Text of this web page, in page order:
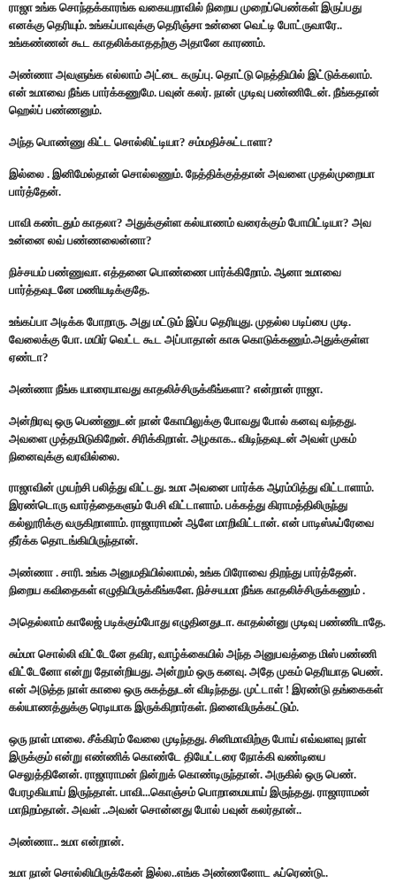
ராஜா உங்க சொந்தக்காரங்க வகையறாவில் நிறைய முறைப்பெண்கள் இருப்பது
எனக்கு தெரியும். உங்கப்பாவுக்கு தெரிஞ்சா உன்னை வெட்டி போட்ருவாரே..
உங்கண்ணன் கூட காதலிக்காததற்கு அதானே காரணம்.
அண்ணா அவளுங்க எல்லாம் அட்டை கருப்பு. தொட்டு நெத்தியில் இட்டுக்கலாம்.
என் உமாவை நீங்க பார்க்கணுமே. பவுன் கலர். நான் முடிவு பண்ணிடேன். நீங்கதான்
ஹெல்ப் பண்ணனும்.
அந்த பொண்ணு கிட்ட சொல்லிட்டியா? சம்மதிச்சுட்டாளா?
இல்லை . இனிமேல்தான் சொல்லணும். நேத்திக்குத்தான் அவளை முதல்முறையா
பார்த்தேன்.
பாவி கண்டதும் காதலா? அதுக்குள்ள கல்யாணம் வரைக்கும் போயிட்டியா? அவ
உன்னை லவ் பண்ணலைன்னா?
நிச்சயம் பண்ணுவா. எத்தனை பொண்ணை பார்க்கிறோம். ஆனா உமாவை
பார்த்தவுடனே மணியடிக்குதே.
உங்கப்பா அடிக்க போறாரு. அது மட்டும் இப்ப தெரியுது. முதல்ல படிப்பை முடி.
வேலைக்கு போ. மயிர் வெட்ட கூட அப்பாதான் காசு கொடுக்கணும்.அதுக்குள்ள
ஏண்டா?
அண்ணா நீங்க யாரையாவது காதலிச்சிருக்கீங்களா? என்றான் ராஜா.
அன்றிரவு ஒரு பெண்ணுடன் நான் கோயிலுக்கு போவது போல் கனவு வந்தது.
அவளை முத்தமிடுகிறேன். சிரிக்கிறாள். அழகாக.. விடிந்தவுடன் அவள் முகம்
நினைவுக்கு வரவில்லை.
ராஜாவின் முயற்சி பலித்து விட்டது. உமா அவனை பார்க்க ஆரம்பித்து விட்டாளாம்.
இரண்டொரு வார்த்தைகளும் பேசி விட்டாளாம். பக்கத்து கிராமத்திலிருந்து
கல்லூரிக்கு வருகிறாளாம். ராஜாராமன் ஆளே மாறிவிட்டான். என் பாடிஸ்ஃப்ரேவை
தீர்க்க தொடங்கியிருந்தான்.
அண்ணா . சாரி. உங்க அனுமதியில்லாமல், உங்க பிரோவை திறந்து பார்த்தேன்.
நிறைய கவிதைகள் எழுதியிருக்கீங்களே. நிச்சயமா நீங்க காதலிச்சிருக்கணும் .
அதெல்லாம் காலேஜ் படிக்கும்போது எழுதினதுடா. காதல்ன்னு முடிவு பண்ணிடாதே.
சும்மா சொல்லி விட்டேனே தவிர, வாழ்க்கையில் அந்த அனுபவத்தை மிஸ் பண்ணி
விட்டேனோ என்று தோன்றியது. அன்றும் ஒரு கனவு. அதே முகம் தெரியாத பெண்.
என் அடுத்த நாள் காலை ஒரு சுகத்துடன் விடிந்தது. முட்டாள் ! இரண்டு தங்கைகள்
கல்யாணத்துக்கு ரெடியாக இருக்கிறார்கள். நினைவிருக்கட்டும்.
ஒரு நாள் மாலை. சீக்கிரம் வேலை முடிந்தது. சினிமாவிற்கு போய் எவ்வளவு நாள்
இருக்கும் என்று எண்ணிக் கொண்டே தியேட்டரை நோக்கி வண்டியை
செலுத்தினேன். ராஜாராமன் நின்றுக் கொண்டிருந்தான். அருகில் ஒரு பெண்.
பேரழகியாய் இருந்தாள். பாவி...கொஞ்சம் பொறாமையாய் இருந்தது. ராஜாராமன்
மாநிறம்தான். அவள் ..அவன் சொன்னது போல் பவுன் கலர்தான்..
அண்ணா.. உமா என்றான்.
உமா நான் சொல்லியிருக்கேன் இல்ல..எங்க அண்ணனோட ஃப்ரெண்டு..